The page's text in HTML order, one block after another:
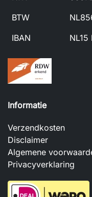
BTW
IBAN
NL15
Informatie
Verzendkosten
Disclaimer
Algemene
Privacyverklaring